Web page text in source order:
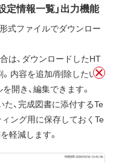
定情報一覧」出力機能
式ファイルでダウンロー
は、ダウンロードしたHT
内容を追加/削除したい
開き、編集できます。
、完成図書に添付するTe
ング用に保存しておくTe
軽減します。